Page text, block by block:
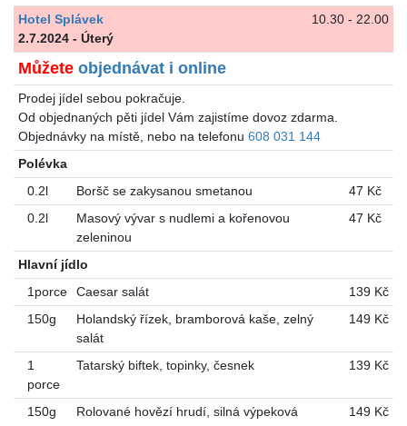
10.30 - 22.00
Hotel Splávek
2.7.2024 - Úterý
Můžete objednávat i online
Prodej jídel sebou pokračuje.
Od objednaných pěti jídel Vám zajistíme dovoz zdarma.
Objednávky na místě, nebo na telefonu 608 031 144
Polévka
0.2l
Boršč se zakysanou smetanou
47 Kč
0.2l
Masový vývar s nudlemi a kořenovou
zeleninou
47 Kč
Hlavní jídlo
1porce
Caesar salát
139 Kč
150g
Holandský řízek, bramborová kaše, zelný
salát
149 Kč
1
porce
Tatarský biftek, topinky, česnek 139 Kč
150g
Rolované hovězí hrudí, silná výpeková
149 Kč